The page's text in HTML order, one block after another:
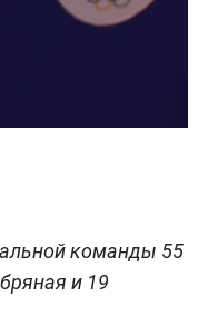
команды 55
и 19